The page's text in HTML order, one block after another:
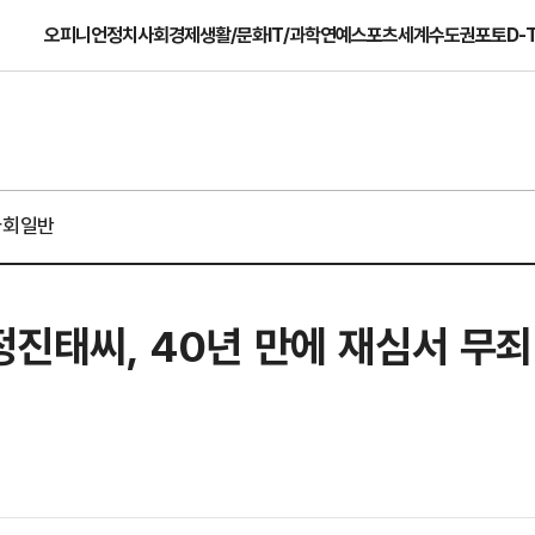
오피니언정치사회경제생활/문화IT/과학연예스포츠세계수도권포토D-
일반
태씨, 40년 만에 재심서 무죄